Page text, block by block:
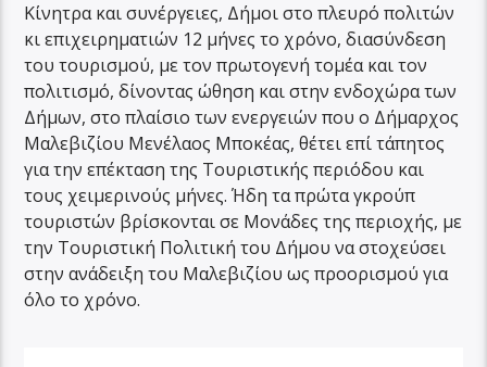
Κίνητρα και συνέργειες, Δήμοι στο πλευρό πολιτών
κι επιχειρηματιών 12 μήνες το χρόνο, διασύνδεση
του τουρισμού, με τον πρωτογενή τομέα και τον
πολιτισμό, δίνοντας ώθηση και στην ενδοχώρα των
Δήμων, στο πλαίσιο των ενεργειών που ο Δήμαρχος
Μαλεβιζίου Μενέλαος Μποκέας, θέτει επί τάπητος
για την επέκταση της Τουριστικής περιόδου και
τους χειμερινούς μήνες. Ήδη τα πρώτα γκρούπ
τουριστών βρίσκονται σε Μονάδες της περιοχής, με
την Τουριστική Πολιτική του Δήμου να στοχεύσει
στην ανάδειξη του Μαλεβιζίου ως προορισμού για
όλο το χρόνο.